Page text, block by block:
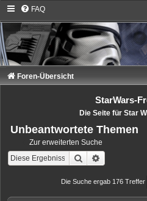
FAQ
Foren-Übersicht
StarWars-
Die Seite für Star
Unbeantwortete Themen
Zur erweiterten Suche
Suche
Die Suche ergab 176 Treffer